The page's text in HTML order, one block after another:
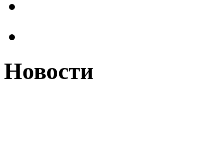
Новости